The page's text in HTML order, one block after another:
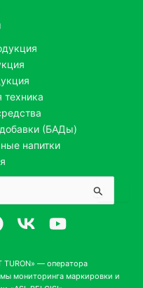
техника
(БАДы)
напитки
— оператора
мониторинга маркировки и